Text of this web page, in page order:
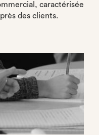
caractérisée
des clients.